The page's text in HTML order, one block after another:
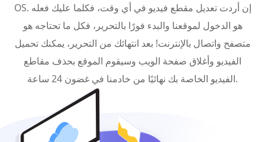
OS. إن أردت تعديل مقطع فيديو في أي وقت، فكلما عليك فعله
هو الدخول لموقعنا والبدء فورًا بالتحرير، فكل ما تحتاجه هو
متصفح واتصال بالإنترنت! بعد انتهائك من التحرير، يمكنك تحميل
الفيديو وأغلاق صفحة الويب وسيقوم الموقع بحذف مقاطع
الفيديو الخاصة بك نهائيًا من خادمنا في غضون 24 ساعة.